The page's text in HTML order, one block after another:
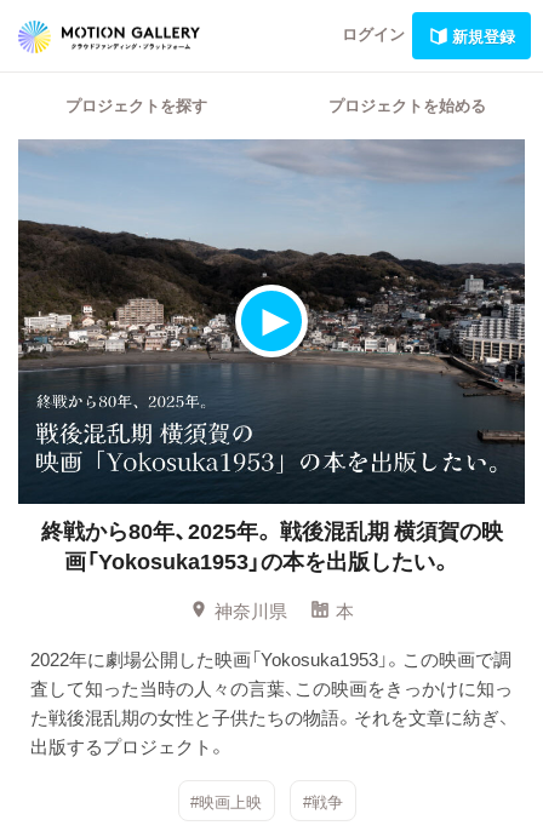
ログイン 新規登録
プロジェクトを探す プロジェクトを始める
終戦から80年、2025年。 戦後混乱期 横須賀の映
画「Yokosuka1953」の本を出版したい。
神奈川県
本
2022年に劇場公開した映画「Yokosuka1953」。この映画で調
査して知った当時の人々の言葉、この映画をきっかけに知っ
た戦後混乱期の女性と子供たちの物語。それを文章に紡ぎ、
出版するプロジェクト。
#映画上映 #戦争